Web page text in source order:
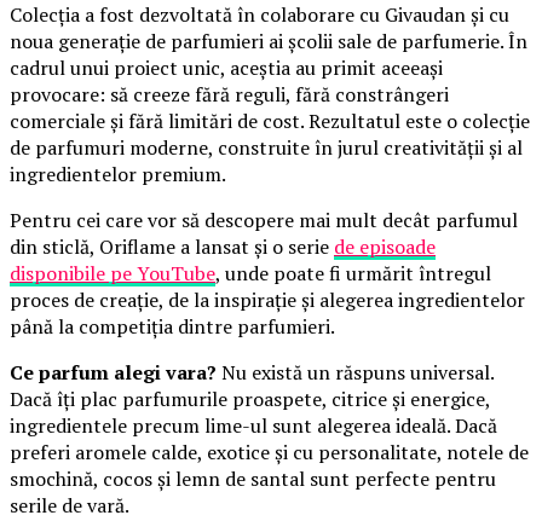
Colecția a fost dezvoltată în colaborare cu Givaudan și cu
noua generație de parfumieri ai școlii sale de parfumerie. În
cadrul unui proiect unic, aceștia au primit aceeași
provocare: să creeze fără reguli, fără constrângeri
comerciale și fără limitări de cost. Rezultatul este o colecție
de parfumuri moderne, construite în jurul creativității și al
ingredientelor premium.
Pentru cei care vor să descopere mai mult decât parfumul
din sticlă, Oriflame a lansat și o serie de episoade
disponibile pe YouTube, unde poate fi urmărit întregul
proces de creație, de la inspirație și alegerea ingredientelor
până la competiția dintre parfumieri.
Ce parfum alegi vara? Nu există un răspuns universal.
Dacă îți plac parfumurile proaspete, citrice și energice,
ingredientele precum lime-ul sunt alegerea ideală. Dacă
preferi aromele calde, exotice și cu personalitate, notele de
smochină, cocos și lemn de santal sunt perfecte pentru
serile de vară.